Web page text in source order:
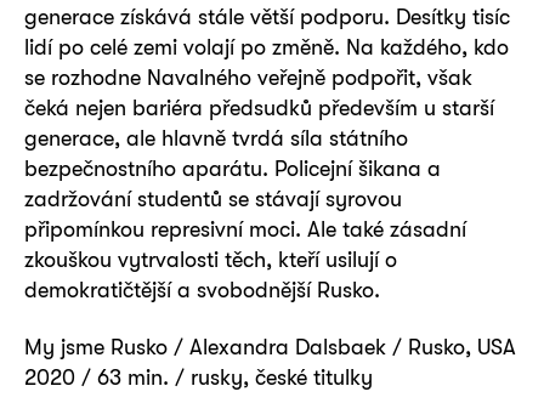
generace získává stále větší podporu. Desítky tisíc
lidí po celé zemi volají po změně. Na každého, kdo
se rozhodne Navalného veřejně podpořit, však
čeká nejen bariéra předsudků především u starší
generace, ale hlavně tvrdá síla státního
bezpečnostního aparátu. Policejní šikana a
zadržování studentů se stávají syrovou
připomínkou represivní moci. Ale také zásadní
zkouškou vytrvalosti těch, kteří usilují o
demokratičtější a svobodnější Rusko.
My jsme Rusko / Alexandra Dalsbaek / Rusko, USA
2020 / 63 min. / rusky, české titulky